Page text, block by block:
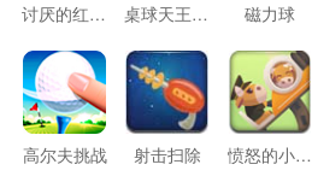
讨厌的红方块 桌球天王训练赛 磁力球
高尔夫挑战 射击扫除 愤怒的小奶牛